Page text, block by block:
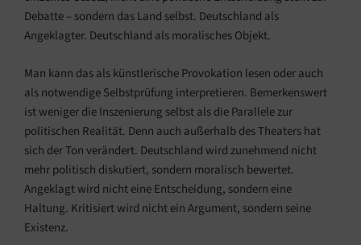
Debatte – sondern das Land selbst. Deutschland als
Angeklagter. Deutschland als moralisches Objekt.
Man kann das als künstlerische Provokation lesen oder auch
als notwendige Selbstprüfung interpretieren. Bemerkenswert
ist weniger die Inszenierung selbst als die Parallele zur
politischen Realität. Denn auch außerhalb des Theaters hat
sich der Ton verändert. Deutschland wird zunehmend nicht
mehr politisch diskutiert, sondern moralisch bewertet.
Angeklagt wird nicht eine Entscheidung, sondern eine
Haltung. Kritisiert wird nicht ein Argument, sondern seine
Existenz.